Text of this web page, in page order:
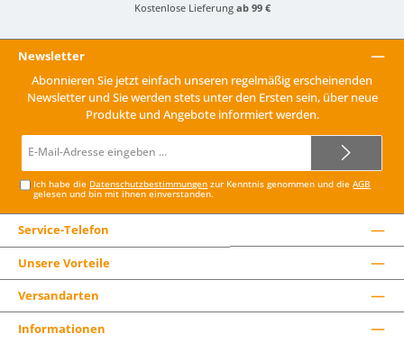
Kostenlose Lieferung ab 99 €
Newsletter
Abonnieren Sie jetzt einfach unseren regelmäßig erscheinenden
Newsletter und Sie werden stets unter den Ersten sein, über neue
Produkte und Angebote informiert werden.
Mail-
Ich habe die Datenschutzbestimmungen zur Kenntnis genommen und dieAGB
gelesen und bin mit ihnen einverstanden.
Service-Telefon
Unsere Vorteile
Versandarten
Informationen